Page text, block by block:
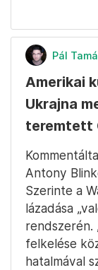
Pál
Amerikai
Ukrajna
teremtett
Antony
Szerinte a
lázadása
rendszerén.
felkelése
hatalmával